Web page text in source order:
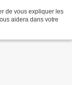
de vous expliquer les
aidera dans votre